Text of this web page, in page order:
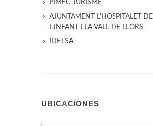
PIMEC TURISME
AJUNTAMENT L'HOSPITALET DE
L'INFANT I LA VALL DE LLORS
IDETSA
UBICACIONES